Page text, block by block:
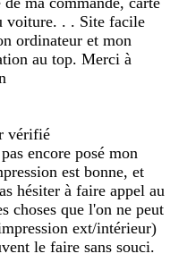
voiture. . . Site facile
ordinateur et mon
au top. Merci à
vérifié
encore posé mon
est bonne, et
hésiter à faire appel au
choses que l'on ne peut
ext/intérieur)
le faire sans souci.